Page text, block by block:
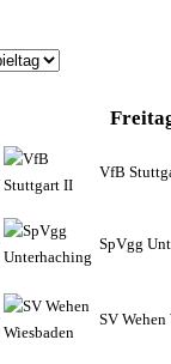
VfB
SpVgg
SV Wehen